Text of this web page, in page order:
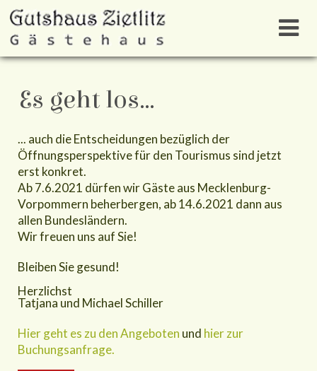
Es geht los...
... auch die Entscheidungen bezüglich der
Öffnungsperspektive für den Tourismus sind jetzt
erst konkret.
Ab 7.6.2021 dürfen wir Gäste aus Mecklenburg-
Vorpommern beherbergen, ab 14.6.2021 dann aus
allen Bundesländern.
Wir freuen uns auf Sie!
Bleiben Sie gesund!
Herzlichst
Tatjana und Michael Schiller
Hier geht es zu den Angeboten und hier zur
Buchungsanfrage.